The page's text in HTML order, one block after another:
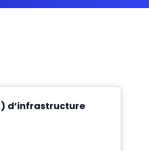
d’infrastructure